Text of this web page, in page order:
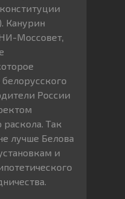
Канурин
Моссовет,
России
Так
лучше Белова
и